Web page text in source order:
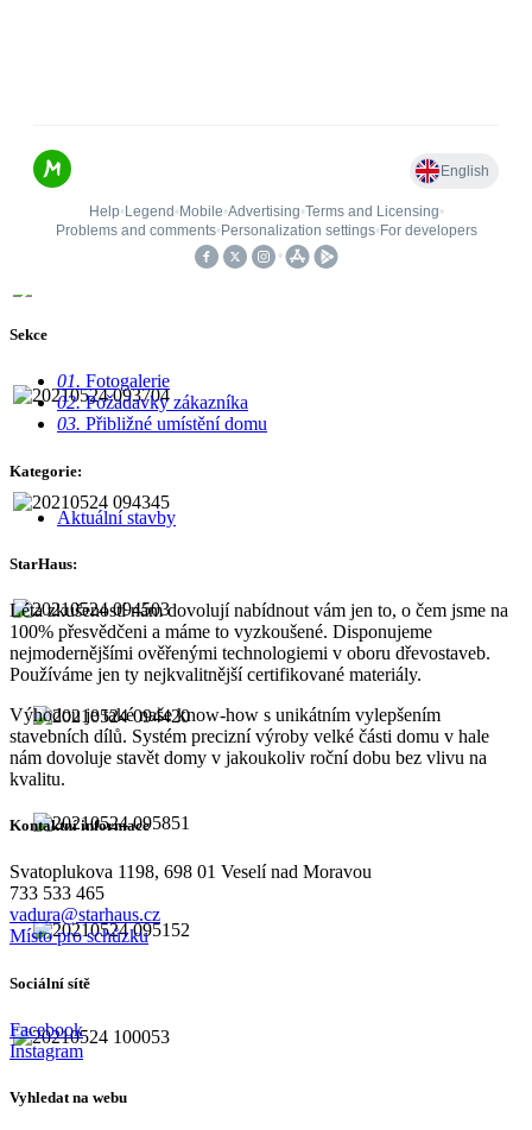
Sekce
01. Fotogalerie
02.Požadavky zákazníka
03. Přibližné umístění domu
Kategorie:
Aktuální stavby
StarHaus:
Léta zkušeností nám dovolují nabídnout vám jen to, o čem jsme na
100% přesvědčeni a máme to vyzkoušené. Disponujeme
nejmodernějšími ověřenými technologiemi v oboru dřevostaveb.
Používáme jen ty nejkvalitnější certifikované materiály.
Výhodou je také naše know-how s unikátním vylepšením
stavebních dílů. Systém precizní výroby velké části domu v hale
nám dovoluje stavět domy v jakoukoliv roční dobu bez vlivu na
kvalitu.
Kontaktní informace
Svatoplukova 1198, 698 01 Veselí nad Moravou
733 533 465
vadura@starhaus.cz
Místo pro schůzku
Sociální sítě
Facebook
Instagram
Vyhledat na webu